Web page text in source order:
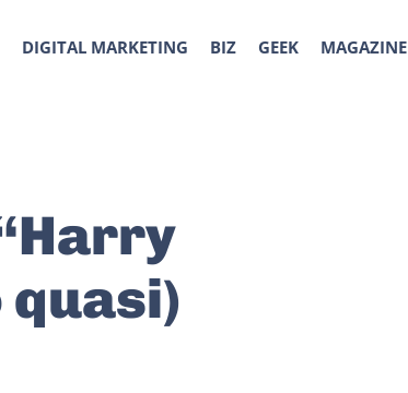
DIGITAL MARKETING BIZ GEEK MAGAZINE
quasi)